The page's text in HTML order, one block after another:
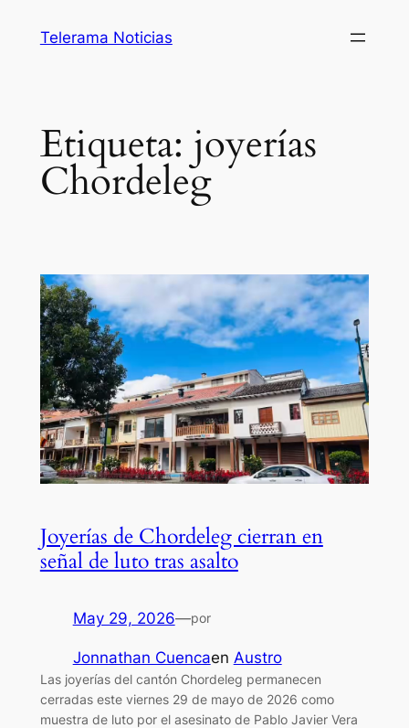
Telerama Noticias
Etiqueta: joyerías
Chordeleg
Joyerías de Chordeleg cierran en
señal de luto tras asalto
May 29, 2026—por
Jonnathan Cuencaen Austro
Las joyerías del cantón Chordeleg permanecen
cerradas este viernes 29 de mayo de 2026 como
muestra de luto por el asesinato de Pablo Javier Vera